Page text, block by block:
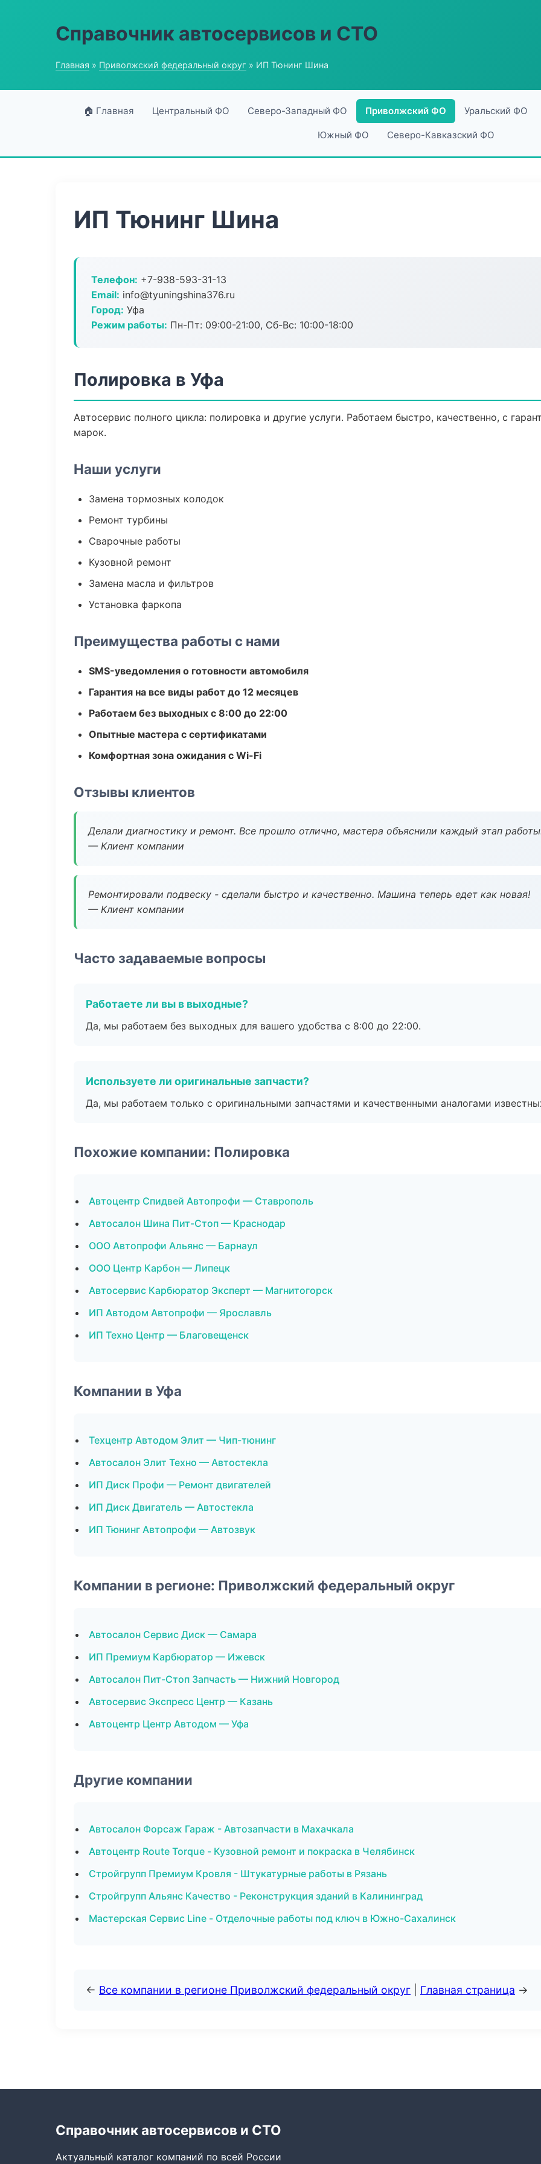
Справочник автосервисов и СТО
Главная » Приволжский федеральный округ » ИП Тюнинг Шина
🏠 Главная Центральный ФО Северо-Западный ФО Приволжский ФО Уральский ФО
Южный ФО Северо-Кавказский ФО
ИП Тюнинг Шина
Телефон: +7-938-593-31-13
Email: info@tyuningshina376.ru
Город: Уфа
Режим работы: Пн-Пт: 09:00-21:00, Сб-Вс: 10:00-18:00
Полировка в Уфа
Автосервис полного цикла: полировка и другие услуги. Работаем быстро, качественно, с
марок.
Наши услуги
Замена тормозных колодок
Ремонт турбины
Сварочные работы
Кузовной ремонт
Замена масла и фильтров
Установка фаркопа
Преимущества работы с нами
SMS-уведомления о готовности автомобиля
Гарантия на все виды работ до 12 месяцев
Работаем без выходных с 8:00 до 22:00
Опытные мастера с сертификатами
Комфортная зона ожидания с Wi-Fi
Отзывы клиентов
Делали диагностику и ремонт. Все прошло отлично, мастера объяснили каждый этап
— Клиент компании
Ремонтировали подвеску - сделали быстро и качественно. Машина теперь едет как новая!
— Клиент компании
Часто задаваемые вопросы
Работаете ли вы в выходные?
Да, мы работаем без выходных для вашего удобства с 8:00 до 22:00.
Используете ли оригинальные запчасти?
Да, мы работаем только с оригинальными запчастями и качественными аналогами
Похожие компании: Полировка
Автоцентр Спидвей Автопрофи — Ставрополь
Автосалон Шина Пит-Стоп — Краснодар
ООО Автопрофи Альянс — Барнаул
ООО Центр Карбон — Липецк
Автосервис Карбюратор Эксперт — Магнитогорск
ИП Автодом Автопрофи — Ярославль
ИП Техно Центр — Благовещенск
Компании в Уфа
Техцентр Автодом Элит — Чип-тюнинг
Автосалон Элит Техно — Автостекла
ИП Диск Профи — Ремонт двигателей
ИП Диск Двигатель — Автостекла
ИП Тюнинг Автопрофи — Автозвук
Компании в регионе: Приволжский федеральный округ
Автосалон Сервис Диск — Самара
ИП Премиум Карбюратор — Ижевск
Автосалон Пит-Стоп Запчасть — Нижний Новгород
Автосервис Экспресс Центр — Казань
Автоцентр Центр Автодом — Уфа
Другие компании
Автосалон Форсаж Гараж - Автозапчасти в Махачкала
Автоцентр Route Torque - Кузовной ремонт и покраска в Челябинск
Стройгрупп Премиум Кровля - Штукатурные работы в Рязань
Стройгрупп Альянс Качество - Реконструкция зданий в Калининград
Мастерская Сервис Line - Отделочные работы под ключ в Южно-Сахалинск
← Все компании в регионе Приволжский федеральный округ Главная страница →
Справочник автосервисов и СТО
Актуальный каталог компаний по всей России